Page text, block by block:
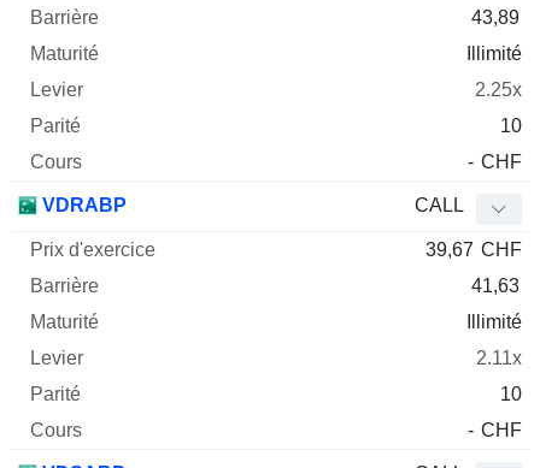
43,89
Illimité
2.25x
10
- CHF
VDRABP CALL
39,67 CHF
41,63
Illimité
2.11x
10
- CHF